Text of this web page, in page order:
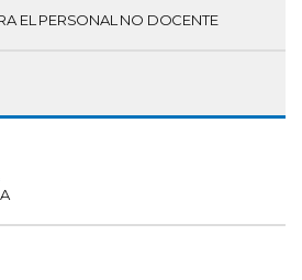
EL PERSONAL NO DOCENTE